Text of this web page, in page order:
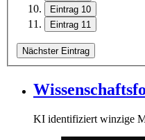
Eintrag 10
Eintrag 11
Nächster Eintrag
KI identifiziert winzige